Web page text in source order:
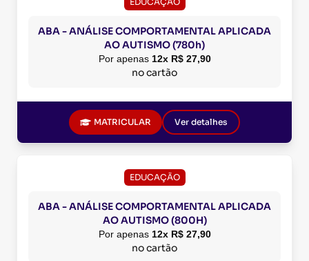
ABA - ANÁLISE COMPORTAMENTAL APLICADA
AO AUTISMO (780h)
Por apenas 12x R$ 27,90
no cartão
MATRICULAR Ver detalhes
EDUCAÇÃO
ABA - ANÁLISE COMPORTAMENTAL APLICADA
AO AUTISMO (800H)
Por apenas 12x R$ 27,90
no cartão